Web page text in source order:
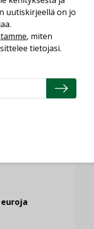
lämpöhäviöitä
uutiskirjeellä on jo
, miten
tietojasi.